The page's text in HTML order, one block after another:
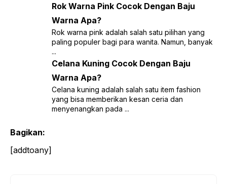
Rok Warna Pink Cocok Dengan Baju
Warna Apa?
Rok warna pink adalah salah satu pilihan yang
paling populer bagi para wanita. Namun, banyak
...
Celana Kuning Cocok Dengan Baju
Warna Apa?
Celana kuning adalah salah satu item fashion
yang bisa memberikan kesan ceria dan
menyenangkan pada ...
Bagikan:
[addtoany]